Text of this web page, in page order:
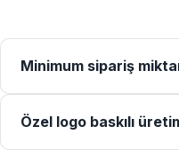
Minimum sipariş
Özel logo baskılı